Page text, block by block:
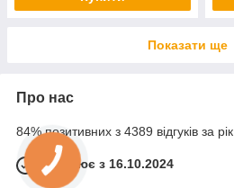
Показати ще
Про нас
84% позитивних з 4389 відгуків за рік
Працює з 16.10.2024